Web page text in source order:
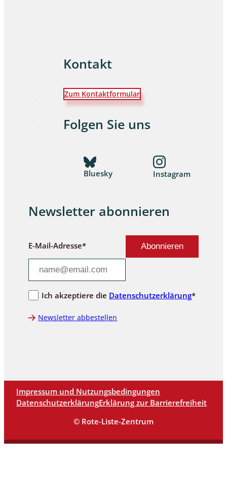
Kontakt
Zum Kontaktformular
Folgen Sie uns
Bluesky Instagram
Newsletter abonnieren
E-Mail-Adresse*
Ich akzeptiere die Datenschutzerklärung*
Newsletter abbestellen
Impressum und Nutzungsbedingungen
DatenschutzerklärungErklärung zur Barrierefreiheit
© Rote-Liste-Zentrum